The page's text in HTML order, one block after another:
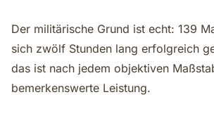
Der militärische Grund ist echt: 139
sich zwölf Stunden lang erfolgreich
das ist nach jedem objektiven
bemerkenswerte Leistung.